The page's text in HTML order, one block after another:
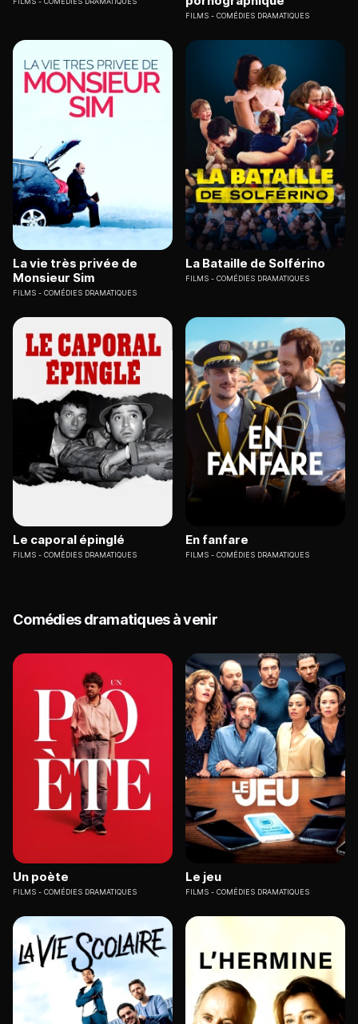
FILMS COMÉDIES DRAMATIQUES
La vie très privée de
Monsieur Sim
FILMS COMÉDIES DRAMATIQUES
La Bataille de Solférino
FILMS COMÉDIES DRAMATIQUES
Le caporal épinglé
FILMS COMÉDIES DRAMATIQUES
En fanfare
FILMS COMÉDIES DRAMATIQUES
Comédies dramatiques à venir
Un poète
FILMS COMÉDIES DRAMATIQUES
Le jeu
FILMS COMÉDIES DRAMATIQUES